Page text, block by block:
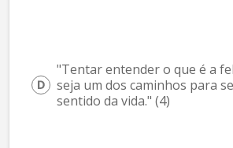
"Tentar entender o que é a
seja um dos caminhos para
sentido da vida." (4)